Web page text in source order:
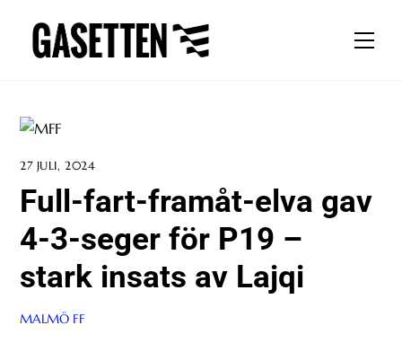
content
27 JULI, 2024
Full-fart-framåt-elva gav
4-3-seger för P19 –
stark insats av Lajqi
MALMÖ FF